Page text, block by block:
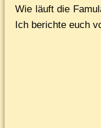
Wie läuft die
Ich be­rich­te euch